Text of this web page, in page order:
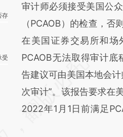
存
受
审计师必须接受美国公
（PCAOB）的检查，否
在美国证券交易所和场
PCAOB无法取得审计
告建议可由美国本地会
次审计”。该报告要求在
2022年1月1日前满足